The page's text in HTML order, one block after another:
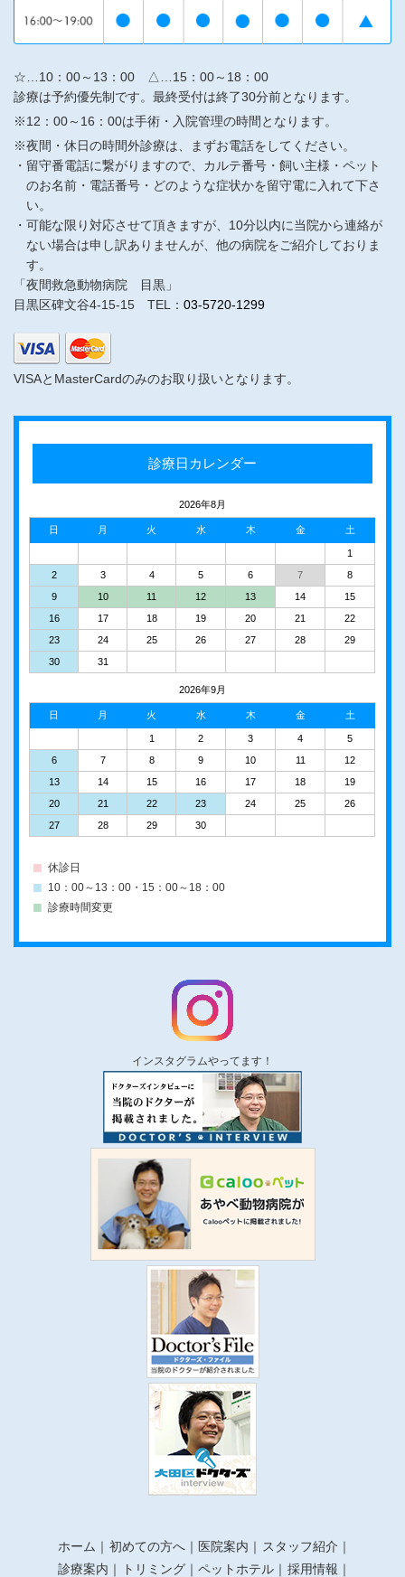
☆…10：00～13：00 △…15：00～18：00
診療は予約優先制です。最終受付は終了30分前となります。
※12：00～16：00は手術・入院管理の時間となります。
※夜間・休日の時間外診療は、まずお電話をしてください。
留守番電話に繋がりますので、カルテ番号・飼い主様・ペット
のお名前・電話番号・どのような症状かを留守電に入れて下さ
い。
可能な限り対応させて頂きますが、10分以内に当院から連絡が
ない場合は申し訳ありませんが、他の病院をご紹介しておりま
す。
「夜間救急動物病院 目黒」
目黒区碑文谷4-15-15 TEL： 03-5720-1299
VISAとMasterCardのみのお取り扱いとなります。
診療日カレンダー
2026年8月
日 月 火 水 木 金 土
1
2
3 4 5 6 7
8
9
10 11 12 13 14
15
16
17 18 19 20 21
22
23
24 25 26 27 28
29
30
31
2026年9月
日 月 火 水 木 金 土
1 2 3 4
5
6
7 8 9 10 11
12
13
14 15 16 17 18
19
20
21 22 23 24 25
26
27
28 29 30
休診日
10：00～13：00・15：00～18：00
診療時間変更
インスタグラムやってます！
ホーム 初めての方へ 医院案内
スタッフ紹介
診療案内
トリミング ペットホテル 採用情報